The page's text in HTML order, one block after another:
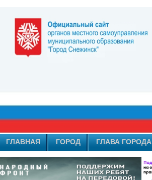
ГЛАВНАЯ ГОРОД ГЛАВА ГОРОДА